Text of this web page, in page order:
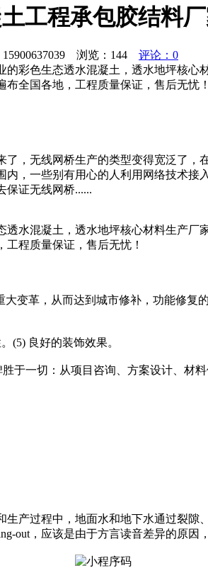
工程承包胶结料
浏览： 144
评论：0
彩色生态透水混凝土，透水地坪核
全国各地，工程质量保证，售后无
，无线网桥生产的类型变得宽泛了
，一些别有用心的人利用网络技术
保证无线网桥......
透水混凝土，透水地坪核心材料生产
程质量保证，售后无忧！
变革，从而达到城市修补，功能修
(5) 良好的装饰效果。
于一切：从项目咨询、方案设计、
产过程中，地面水和地下水通过裂
out，应该是由于方言读音差异的原因